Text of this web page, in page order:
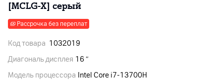
[MCLG-X] серый
Рассрочка без переплат
Код товара 1032019
Диагональ дисплея 16 ″
Модель процессора Intel Core i7-13700H